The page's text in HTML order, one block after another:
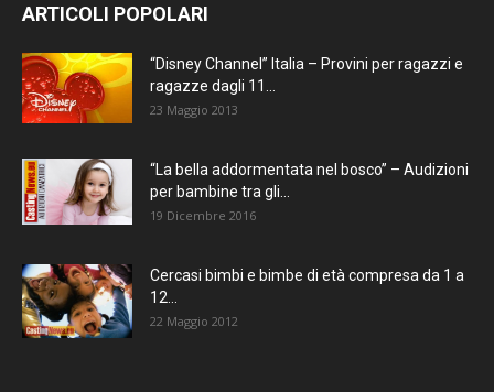
ARTICOLI POPOLARI
“Disney Channel” Italia – Provini per ragazzi e
ragazze dagli 11...
23 Maggio 2013
“La bella addormentata nel bosco” – Audizioni
per bambine tra gli...
19 Dicembre 2016
Cercasi bimbi e bimbe di età compresa da 1 a
12...
22 Maggio 2012